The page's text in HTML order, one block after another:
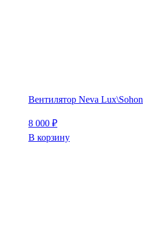
Вентилятор Neva Lux\Sohon
8 000 ₽
В корзину